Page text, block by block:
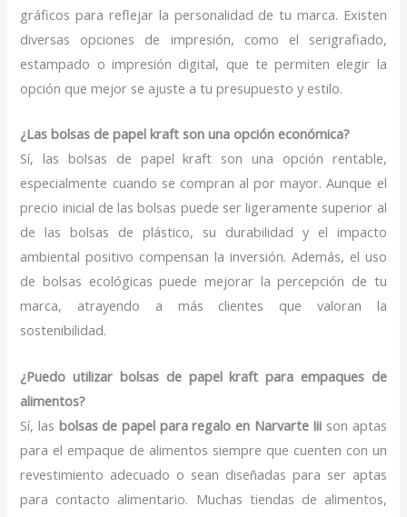
gráficos para reflejar la personalidad de tu marca. Existen
diversas opciones de impresión, como el serigrafiado,
estampado o impresión digital, que te permiten elegir la
opción que mejor se ajuste a tu presupuesto y estilo.
¿Las bolsas de papel kraft son una opción económica?
Sí, las bolsas de papel kraft son una opción rentable,
especialmente cuando se compran al por mayor. Aunque el
precio inicial de las bolsas puede ser ligeramente superior al
de las bolsas de plástico, su durabilidad y el impacto
ambiental positivo compensan la inversión. Además, el uso
de bolsas ecológicas puede mejorar la percepción de tu
marca, atrayendo a más clientes que valoran la
sostenibilidad.
¿Puedo utilizar bolsas de papel kraft para empaques de
alimentos?
Sí, las bolsas de papel para regalo en Narvarte Iii son aptas
para el empaque de alimentos siempre que cuenten con un
revestimiento adecuado o sean diseñadas para ser aptas
para contacto alimentario. Muchas tiendas de alimentos,